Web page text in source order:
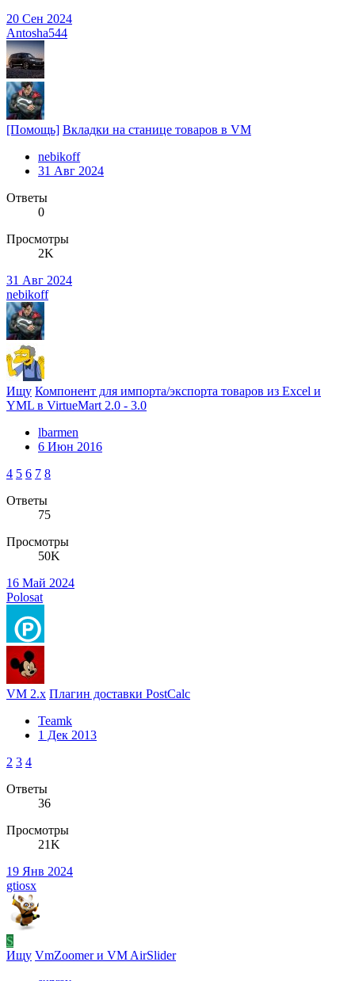
20 Сен 2024
Antosha544
[Помощь] Вкладки на станице товаров в VM
nebikoff
31 Авг 2024
Ответы
0
Просмотры
2K
31 Авг 2024
nebikoff
Ищу Компонент для импорта/экспорта товаров из Excel и
YML в VirtueMart 2.0 - 3.0
lbarmen
6 Июн 2016
4 5 6 7 8
Ответы
75
Просмотры
50K
16 Май 2024
Polosat
VM 2.x Плагин доставки PostCalc
Teamk
1 Дек 2013
2 3 4
Ответы
36
Просмотры
21K
19 Янв 2024
gtiosx
S
Ищу VmZoomer и VM AirSlider